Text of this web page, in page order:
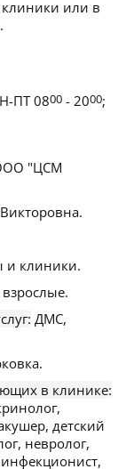
клиники или в
ПТ 0800 - 2000;
"ЦСМ
и клиники.
ДМС,
в клинике:
детский
невролог,